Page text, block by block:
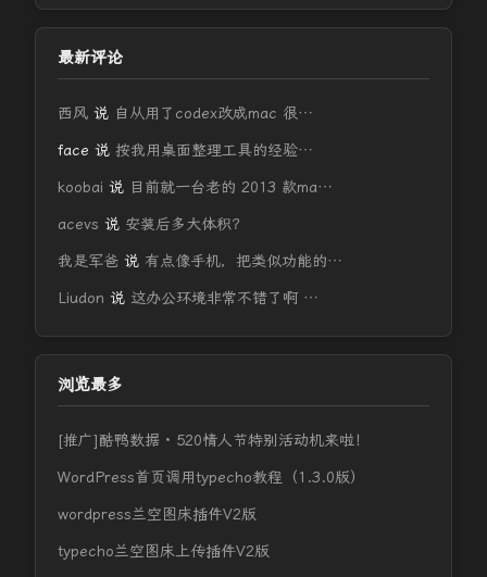
最新评论
西风 说 自从用了codex改成mac 很…
face 说 按我用桌面整理工具的经验…
koobai 说 目前就一台老的 2013 款ma…
acevs 说 安装后多大体积？
我是军爸 说 有点像手机，把类似功能的…
Liudon 说 这办公环境非常不错了啊 …
浏览最多
[推广]酷鸭数据 · 520情人节特别活动机来啦！
WordPress首页调用typecho教程（1.3.0版）
wordpress兰空图床插件V2版
typecho兰空图床上传插件V2版